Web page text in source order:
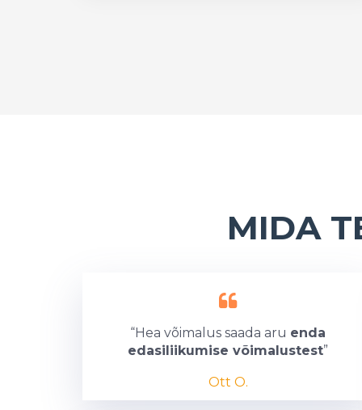
MIDA
“Hea võimalus saada aru enda
edasiliikumise võimalustest”
Ott O.